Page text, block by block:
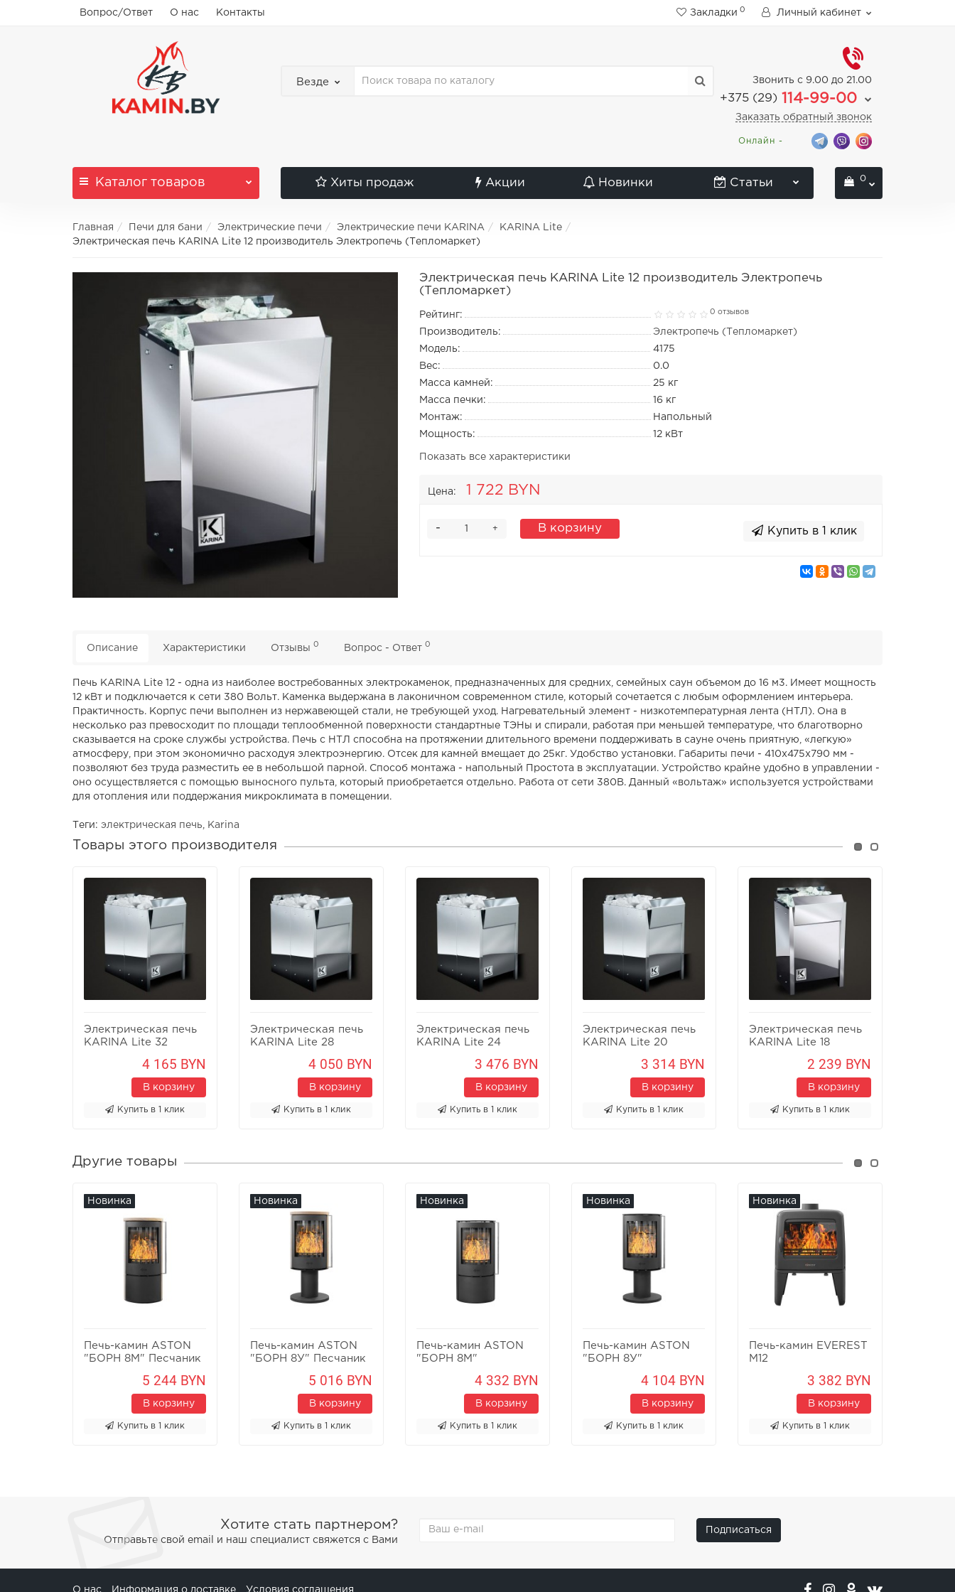
Вопрос/Ответ О нас Контакты Закладки 0 Личный кабинет
Везде Звонить с 9.00 до 21.00
+375 (29) 114-99-00
Заказать обратный звонок
Онлайн -
Каталог товаров Хиты продаж Акции Новинки Статьи 0
Главная Печи для бани Электрические печи Электрические печи KARINA
KARINA Lite
Электрическая печь KARINA Lite 12 производитель Электропечь (Тепломаркет)
Электрическая печь KARINA Lite 12 производитель Электропечь
(Тепломаркет)
Рейтинг: 0 отзывов
Производитель:
Электропечь (Тепломаркет)
Модель:
4175
Вес:
0.0
Масса камней:
25 кг
Масса печки:
16 кг
Монтаж:
Напольный
Мощность:
12 кВт
Показать все характеристики
Цена: 1 722 BYN
+
- В корзину Купить в 1 клик
Описание Характеристики Отзывы 0 Вопрос - Ответ 0
Печь KARINA Lite 12 - одна из наиболее востребованных электрокаменок, предназначенных для средних, семейных саун объемом до 16 м3. Имеет мощность
12 кВт и подключается к сети 380 Вольт. Каменка выдержана в лаконичном современном стиле, который сочетается с любым оформлением интерьера.
Практичность. Корпус печи выполнен из нержавеющей стали, не требующей уход. Нагревательный элемент - низкотемпературная лента (НТЛ). Она в
несколько раз превосходит по площади теплообменной поверхности стандартные ТЭНы и спирали, работая при меньшей температуре, что благотворно
сказывается на сроке службы устройства. Печь с НТЛ способна на протяжении длительного времени поддерживать в сауне очень приятную, «легкую»
атмосферу, при этом экономично расходуя электроэнергию. Отсек для камней вмещает до 25кг. Удобство установки. Габариты печи - 410x475x790 мм -
позволяют без труда разместить ее в небольшой парной. Способ монтажа - напольный Простота в эксплуатации. Устройство крайне удобно в управлении -
оно осуществляется с помощью выносного пульта, который приобретается отдельно. Работа от сети 380В. Данный «вольтаж» используется устройствами
для отопления или поддержания микроклимата в помещении.
Теги: электрическая печь Karina
Товары этого производителя
Электрическая печь
KARINA Lite 32
4 165 BYN
В корзину
Купить в 1 клик
Электрическая печь
KARINA Lite 28
4 050 BYN
В корзину
Купить в 1 клик
Электрическая печь
KARINA Lite 24
3 476 BYN
В корзину
Купить в 1 клик
Электрическая печь
KARINA Lite 20
3 314 BYN
В корзину
Купить в 1 клик
Электрическая печь
KARINA Lite 18
2 239 BYN
В корзину
Купить в 1 клик
Другие товары
Новинка
Печь-камин ASTON
"БОРН 8М" Песчаник
5 244 BYN
В корзину
Купить в 1 клик
Новинка
Печь-камин ASTON
"БОРН 8У" Песчаник
5 016 BYN
В корзину
Купить в 1 клик
Новинка
Печь-камин ASTON
"БОРН 8М"
4 332 BYN
В корзину
Купить в 1 клик
Новинка
Печь-камин ASTON
"БОРН 8У"
4 104 BYN
В корзину
Купить в 1 клик
Новинка
Печь-камин EVEREST
M12
3 382 BYN
В корзину
Купить в 1 клик
Хотите стать партнером?
Отправьте свой email и наш специалист свяжется с Вами
Подписаться
О нас Информация о доставке Условия соглашения